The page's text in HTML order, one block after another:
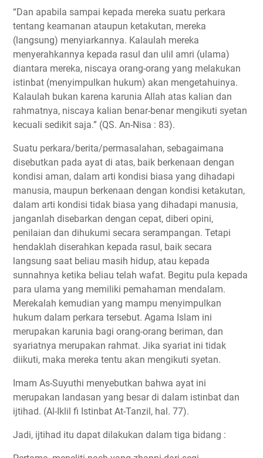
“Dan apabila sampai kepada mereka suatu perkara
tentang keamanan ataupun ketakutan, mereka
(langsung) menyiarkannya. Kalaulah mereka
menyerahkannya kepada rasul dan ulil amri (ulama)
diantara mereka, niscaya orang-orang yang melakukan
istinbat (menyimpulkan hukum) akan mengetahuinya.
Kalaulah bukan karena karunia Allah atas kalian dan
rahmatnya, niscaya kalian benar-benar mengikuti syetan
kecuali sedikit saja.” (QS. An-Nisa : 83).
Suatu perkara/berita/permasalahan, sebagaimana
disebutkan pada ayat di atas, baik berkenaan dengan
kondisi aman, dalam arti kondisi biasa yang dihadapi
manusia, maupun berkenaan dengan kondisi ketakutan,
dalam arti kondisi tidak biasa yang dihadapi manusia,
janganlah disebarkan dengan cepat, diberi opini,
penilaian dan dihukumi secara serampangan. Tetapi
hendaklah diserahkan kepada rasul, baik secara
langsung saat beliau masih hidup, atau kepada
sunnahnya ketika beliau telah wafat. Begitu pula kepada
para ulama yang memiliki pemahaman mendalam.
Merekalah kemudian yang mampu menyimpulkan
hukum dalam perkara tersebut. Agama Islam ini
merupakan karunia bagi orang-orang beriman, dan
syariatnya merupakan rahmat. Jika syariat ini tidak
diikuti, maka mereka tentu akan mengikuti syetan.
Imam As-Suyuthi menyebutkan bahwa ayat ini
merupakan landasan yang besar di dalam istinbat dan
ijtihad. (Al-Iklil fi Istinbat At-Tanzil, hal. 77).
Jadi, ijtihad itu dapat dilakukan dalam tiga bidang :